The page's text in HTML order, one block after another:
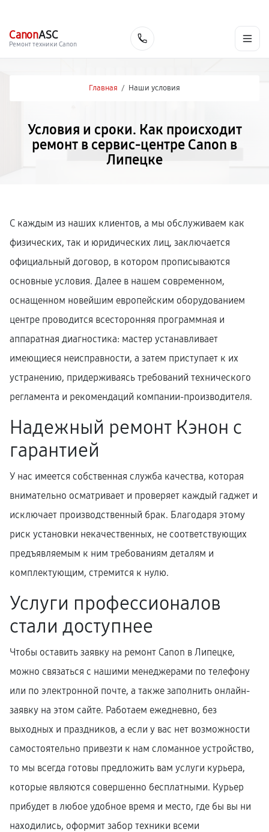
CanonASC
Ремонт техники Canon
Главная / Наши условия
Условия и сроки. Как происходит
ремонт в сервис-центре Canon в
Липецке
С каждым из наших клиентов, а мы обслуживаем как
физических, так и юридических лиц, заключается
официальный договор, в котором прописываются
основные условия. Далее в нашем современном,
оснащенном новейшим европейским оборудованием
центре проводится всесторонняя программная и
аппаратная диагностика: мастер устанавливает
имеющиеся неисправности, а затем приступает к их
устранению, придерживаясь требований технического
регламента и рекомендаций компании-производителя.
Надежный ремонт Кэнон с
гарантией
У нас имеется собственная служба качества, которая
внимательно осматривает и проверяет каждый гаджет и
исключает производственный брак. Благодаря этому
риск установки некачественных, не соответствующих
предъявляемым к ним требованиям деталям и
комплектующим, стремится к нулю.
Услуги профессионалов
стали доступнее
Чтобы оставить заявку на ремонт Canon в Липецке,
можно связаться с нашими менеджерами по телефону
или по электронной почте, а также заполнить онлайн-
заявку на этом сайте. Работаем ежедневно, без
выходных и праздников, а если у вас нет возможности
самостоятельно привезти к нам сломанное устройство,
то мы всегда готовы предложить вам услуги курьера,
которые являются совершенно бесплатными. Курьер
прибудет в любое удобное время и место, где бы вы ни
находились, оформит забор техники всеми